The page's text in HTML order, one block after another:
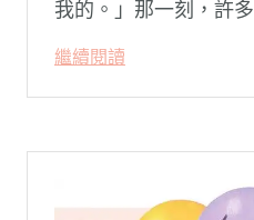
我的。」那一刻，許
陌生。
繼續閱讀